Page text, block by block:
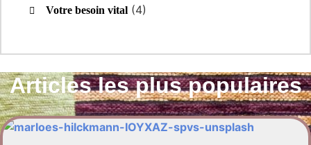
Votre besoin vital (4)
Articles les plus populaires